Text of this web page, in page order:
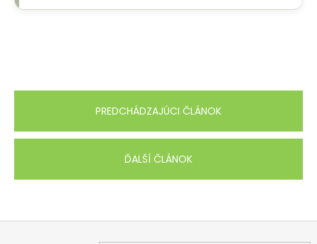
PREDCHÁDZAJÚCI ČLÁNOK
ĎALŠÍ ČLÁNOK